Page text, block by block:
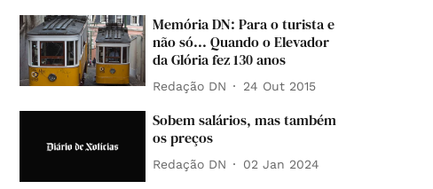
Memória DN: Para o turista e
não só... Quando o Elevador
da Glória fez 130 anos
Redação DN 24 Out 2015
Sobem salários, mas também
os preços
Redação DN 02 Jan 2024